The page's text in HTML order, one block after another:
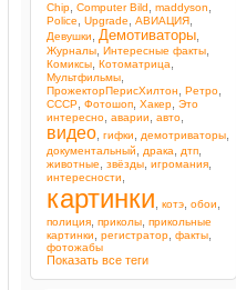
Chip Computer Bild maddyson
Police Upgrade АВИАЦИЯ
Девушки Демотиваторы
Журналы Интересные факты
Комиксы Котоматрица
Мультфильмы
ПрожекторПерисХилтон Ретро
СССР Фотошоп Хакер Это
интересно аварии авто
видео гифки демотриваторы
документальный драка дтп
животные звёзды игромания
интересности
картинки котэ обои
полиция приколы прикольные
картинки
регистратор факты
фотожабы
Показать все теги